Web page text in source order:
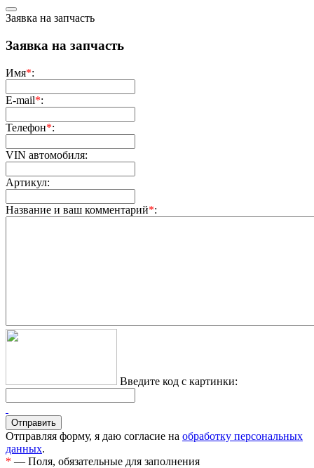
Заявка на запчасть
Заявка на запчасть
Имя*:
E-mail*:
Телефон*:
VIN автомобиля:
Артикул:
Название и ваш комментарий*:
Введите код с картинки:
Отправляя форму, я даю согласие на обработку персональных
данных.
* — Поля, обязательные для заполнения